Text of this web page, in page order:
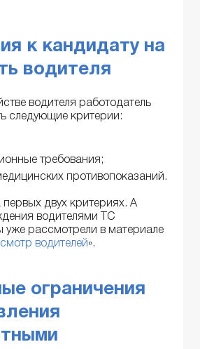
к кандидату на
водителя
водителя работодатель
следующие критерии:
требования;
противопоказаний.
двух критериях. А
водителями ТС
уже рассмотрели в материале
водителей ».
ограничения